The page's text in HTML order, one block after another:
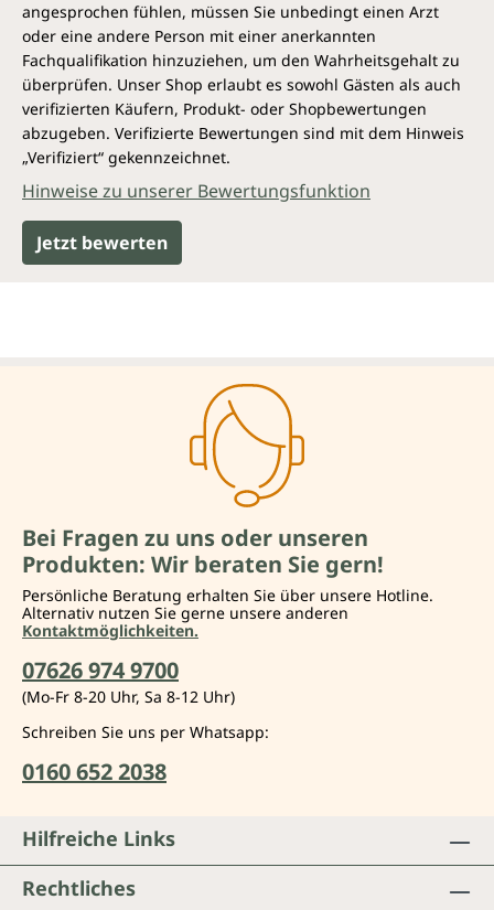
angesprochen fühlen, müssen Sie unbedingt einen Arzt
oder eine andere Person mit einer anerkannten
Fachqualifikation hinzuziehen, um den Wahrheitsgehalt zu
überprüfen. Unser Shop erlaubt es sowohl Gästen als auch
verifizierten Käufern, Produkt- oder Shopbewertungen
abzugeben. Verifizierte Bewertungen sind mit dem Hinweis
„Verifiziert“ gekennzeichnet.
Hinweise zu unserer Bewertungsfunktion
Jetzt bewerten
Bei Fragen zu uns oder unseren
Produkten: Wir beraten Sie gern!
Persönliche Beratung erhalten Sie über unsere Hotline.
Alternativ nutzen Sie gerne unsere anderen
Kontaktmöglichkeiten.
07626 974 9700
(Mo-Fr 8-20 Uhr, Sa 8-12 Uhr)
Schreiben Sie uns per Whatsapp:
0160 652 2038
Hilfreiche Links
Rechtliches